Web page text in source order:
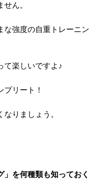
ん。
な強度の自重トレーニン
て楽しいですよ♪
リート！
りましょう。
を何種類も知っておく